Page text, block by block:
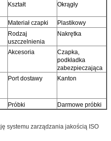
Kształt Okrągły
Materiał czapki
Plastikowy
Rodzaj
uszczelnienia
Nakrętka
Akcesoria
Czapka,
podkładka
zabezpieczająca
Port dostawy Kanton
Próbki Darmowe próbki
systemu zarządzania jakością ISO